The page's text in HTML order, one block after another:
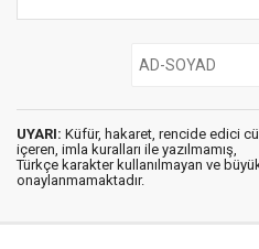
UYARI: Küfür, hakaret, rencide edici
içeren, imla kuralları ile yazılmamış,
Türkçe karakter kullanılmayan ve
onaylanmamaktadır.